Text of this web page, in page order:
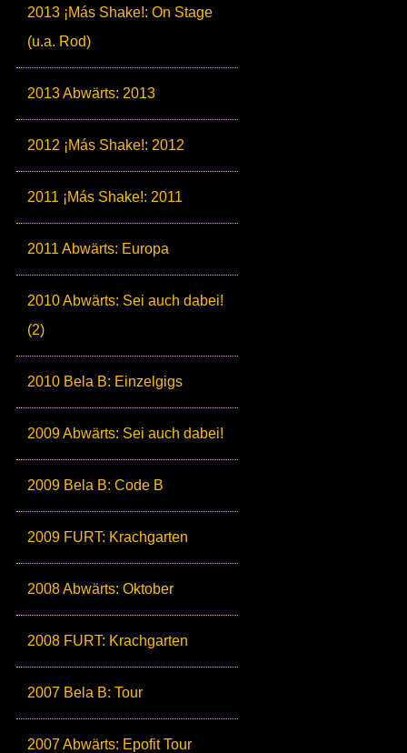
2013 ¡Más Shake!: On Stage
(u.a. Rod)
2013 Abwärts: 2013
2012 ¡Más Shake!: 2012
2011 ¡Más Shake!: 2011
2011 Abwärts: Europa
2010 Abwärts: Sei auch dabei!
(2)
2010 Bela B: Einzelgigs
2009 Abwärts: Sei auch dabei!
2009 Bela B: Code B
2009 FURT: Krachgarten
2008 Abwärts: Oktober
2008 FURT: Krachgarten
2007 Bela B: Tour
2007 Abwärts: Epofit Tour